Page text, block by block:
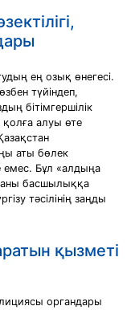
ең озық өнегесі.
түйіндеп,
бітімгершілік
қолға алуы өте
аты бөлек
емес. Бұл «алдыңа
басшылыққа
тәсілінің заңды
қызметі
органдары